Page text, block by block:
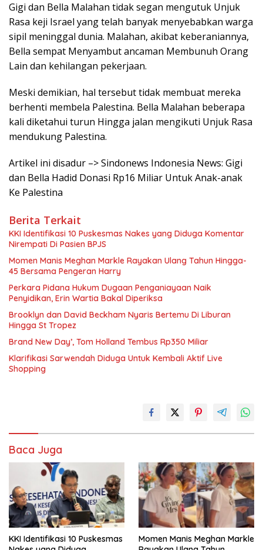
Gigi dan Bella Malahan tidak segan mengutuk Unjuk
Rasa keji Israel yang telah banyak menyebabkan warga
sipil meninggal dunia. Malahan, akibat keberaniannya,
Bella sempat Menyambut ancaman Membunuh Orang
Lain dan kehilangan pekerjaan.
Meski demikian, hal tersebut tidak membuat mereka
berhenti membela Palestina. Bella Malahan beberapa
kali diketahui turun Hingga jalan mengikuti Unjuk Rasa
mendukung Palestina.
Artikel ini disadur –> Sindonews Indonesia News: Gigi
dan Bella Hadid Donasi Rp16 Miliar Untuk Anak-anak
Ke Palestina
Berita Terkait
KKI Identifikasi 10 Puskesmas Nakes yang Diduga Komentar
Nirempati Di Pasien BPJS
Momen Manis Meghan Markle Rayakan Ulang Tahun Hingga-
45 Bersama Pengeran Harry
Perkara Pidana Hukum Dugaan Penganiayaan Naik
Penyidikan, Erin Wartia Bakal Diperiksa
Brooklyn dan David Beckham Nyaris Bertemu Di Liburan
Hingga St Tropez
Brand New Day’, Tom Holland Tembus Rp350 Miliar
Klarifikasi Sarwendah Diduga Untuk Kembali Aktif Live
Shopping
Baca Juga
KKI Identifikasi 10 Puskesmas
Momen Manis Meghan Markle